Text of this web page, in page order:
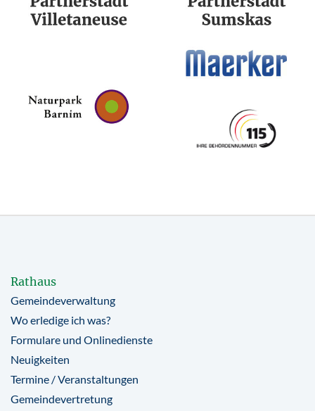
Rathaus
Gemeindeverwaltung
Wo erledige ich was?
Formulare und Onlinedienste
Neuigkeiten
Termine / Veranstaltungen
Gemeindevertretung